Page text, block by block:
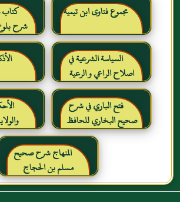
مجموع فتاوى ابن تيمية
كتاب
شرح بلوغ
السياسة الشرعية في
اصلاح الراعي و الرعية
فتح الباري في شرح
صحيح البخاري للحافظ
ابن حجر العسقلاني
المنهاج شرح صحيح
مسلم بن الحجاج